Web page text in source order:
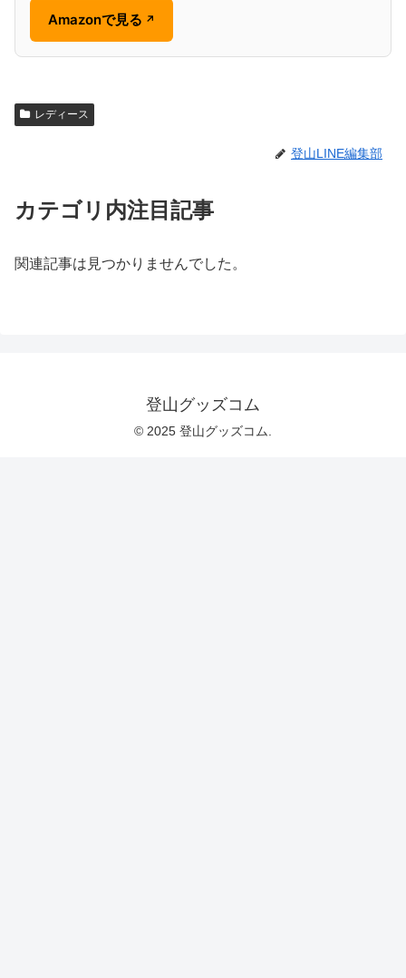
Amazonで見る ↗
レディース
登山LINE編集部
カテゴリ内注目記事
関連記事は見つかりませんでした。
登山グッズコム
© 2025 登山グッズコム.